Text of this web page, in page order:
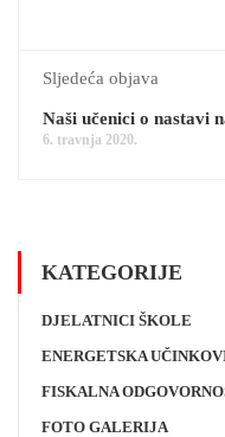
Sljedeća objava
Naši učenici o nastavi
6. travnja 2020.
KATEGORIJE
DJELATNICI ŠKOLE
ENERGETSKA
FISKALNA
FOTO GALERIJA